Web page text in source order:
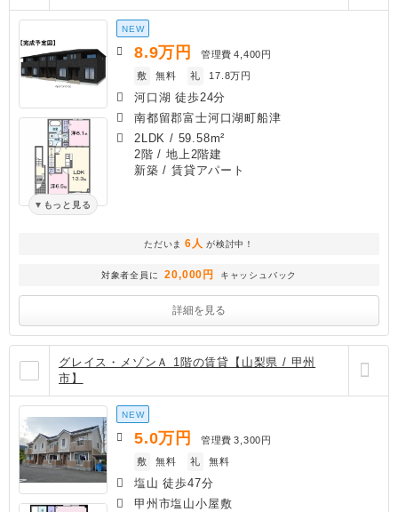
もっと見る
NEW
8.9万円 管理費 4,400円
敷
無料 礼 17.8万円
河口湖 徒歩24分
南都留郡富士河口湖町船津
2LDK / 59.58m²
2階 / 地上2階建
新築 / 賃貸アパート
ただいま 6人 が検討中！
対象者全員に 20,000円 キャッシュバック
詳細を見る
グレイス・メゾンＡ 1階の賃貸【山梨県 / 甲州
市】
NEW
5.0万円 管理費 3,300円
敷
無料 礼 無料
塩山 徒歩47分
甲州市塩山小屋敷